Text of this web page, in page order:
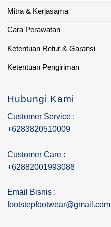
Mitra & Kerjasama
Cara Perawatan
Ketentuan Retur & Garansi
Ketentuan Pengiriman
Hubungi Kami
Customer Service :
+6283820510009
Customer Care :
+62882001993088
Email Bisnis :
footstepfootwear@gmail.com